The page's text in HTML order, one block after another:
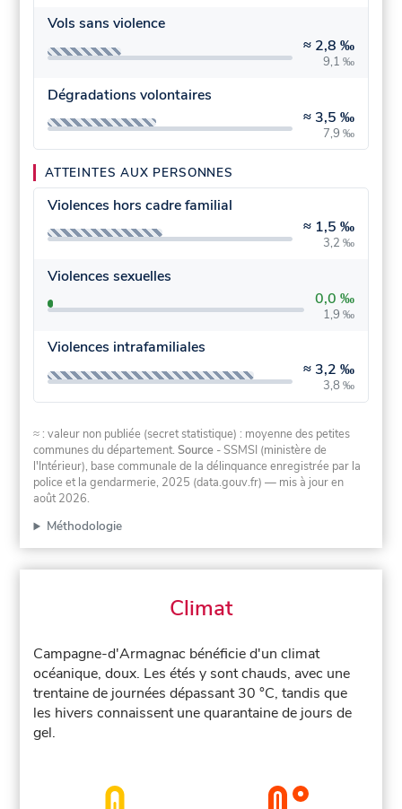
Vols sans violence
≈ 2,8 ‰
9,1 ‰
Dégradations volontaires
≈ 3,5 ‰
7,9 ‰
ATTEINTES AUX PERSONNES
Violences hors cadre familial
≈ 1,5 ‰
3,2 ‰
Violences sexuelles
0,0 ‰
1,9 ‰
Violences intrafamiliales
≈ 3,2 ‰
3,8 ‰
≈ : valeur non publiée (secret statistique) : moyenne des petites
communes du département.Source - SSMSI (ministère de
l'Intérieur), base communale de la délinquance enregistrée par la
police et la gendarmerie, 2025 (data.gouv.fr) — mis à jour en
août 2026.
Méthodologie
Climat
Campagne-d'Armagnac bénéficie d'un climat
océanique, doux. Les étés y sont chauds, avec une
trentaine de journées dépassant 30 °C, tandis que
les hivers connaissent une quarantaine de jours de
gel.